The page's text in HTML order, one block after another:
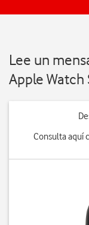
Lee un
Apple Watch
Consulta aquí